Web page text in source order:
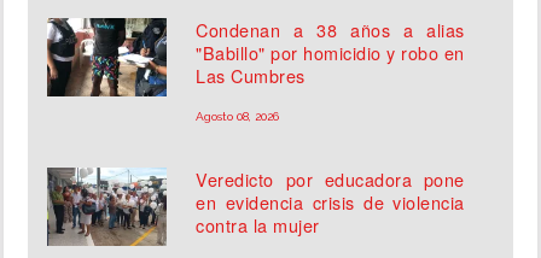
Condenan a 38 años a alias
"Babillo" por homicidio y robo en
Las Cumbres
Agosto 08, 2026
Veredicto por educadora pone
en evidencia crisis de violencia
contra la mujer